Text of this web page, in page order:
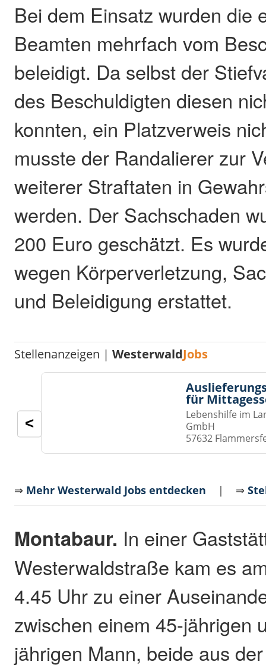
Bei dem Einsatz wurden die
Beamten mehrfach vom
beleidigt. Da selbst der
des Beschuldigten diesen
konnten, ein Platzverweis
musste der Randalierer zur
weiterer Straftaten in
werden. Der Sachschaden
200 Euro geschätzt. Es
wegen Körperverletzung,
und Beleidigung erstattet.
Stellenanzeigen |WesterwaldJobs
für
Lebenshilfe im
GmbH
57632
<
⇒ Mehr Westerwald Jobs entdecken | ⇒
Montabaur. In einer
Westerwaldstraße kam es
4.45 Uhr zu einer
zwischen einem 45-jährigen
jährigen Mann, beide aus